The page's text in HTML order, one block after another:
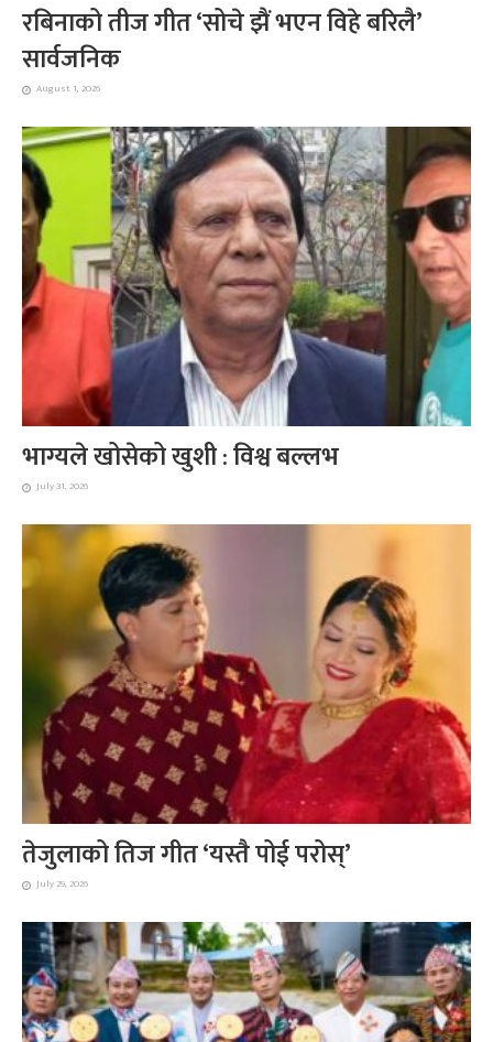
रबिनाको तीज गीत ‘सोचे झैं भएन विहे बरिलै’
सार्वजनिक
August 1, 2026
भाग्यले खोसेको खुशी : विश्व बल्लभ
July 31, 2026
तेजुलाको तिज गीत ‘यस्तै पोई परोस्’
July 29, 2026